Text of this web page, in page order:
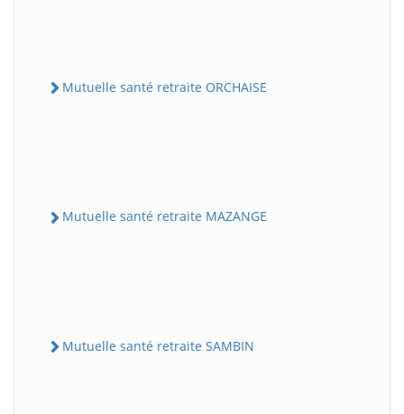
Mutuelle santé retraite ORCHAISE
Mutuelle santé retraite MAZANGE
Mutuelle santé retraite SAMBIN